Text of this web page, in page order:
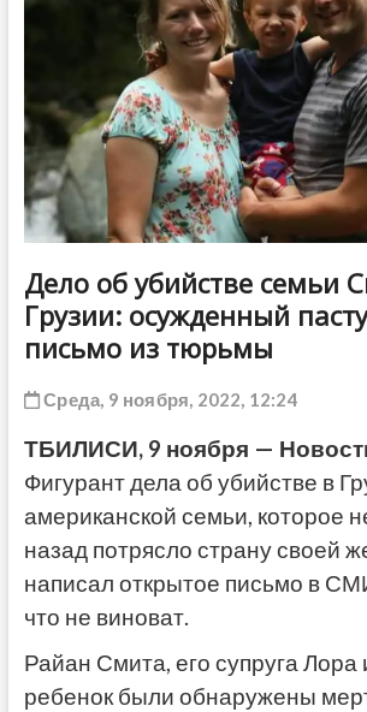
Дело об убийстве семьи
Грузии: осужденный
письмо из тюрьмы
Среда, 9 ноября, 2022, 12:24
ТБИЛИСИ, 9 ноября —
Фигурант дела об убийстве в
американской семьи, которое
назад потрясло страну своей
написал открытое письмо в
что не виноват.
Райан Смита, его супруга Лора
ребенок были обнаружены